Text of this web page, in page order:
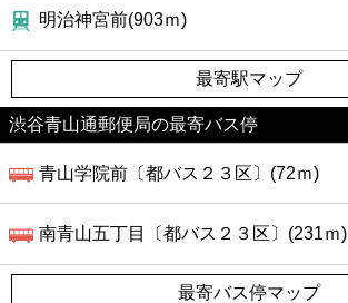
明治神宮前(903ｍ)
最寄駅マップ
渋谷青山通郵便局の最寄バス停
青山学院前〔都バス２３区〕(72ｍ)
南青山五丁目〔都バス２３区〕(231ｍ)
最寄バス停マップ